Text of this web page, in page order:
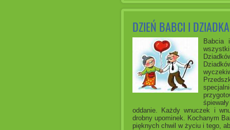
DZIEŃ BABCI I DZIADKA
Babcia
oddanie. Każdy wnuczek i
drobny upominek. Kochanym
pięknych chwil w życiu i tego,